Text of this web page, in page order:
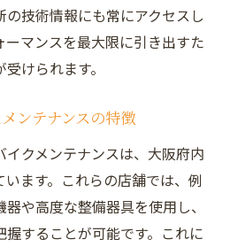
技術情報にも常にアクセスし
マンスを最大限に引き出すた
けられます。
ンテナンスの特徴
クメンテナンスは、大阪府内
ます。これらの店舗では、例
や高度な整備器具を使用し、
することが可能です。これに